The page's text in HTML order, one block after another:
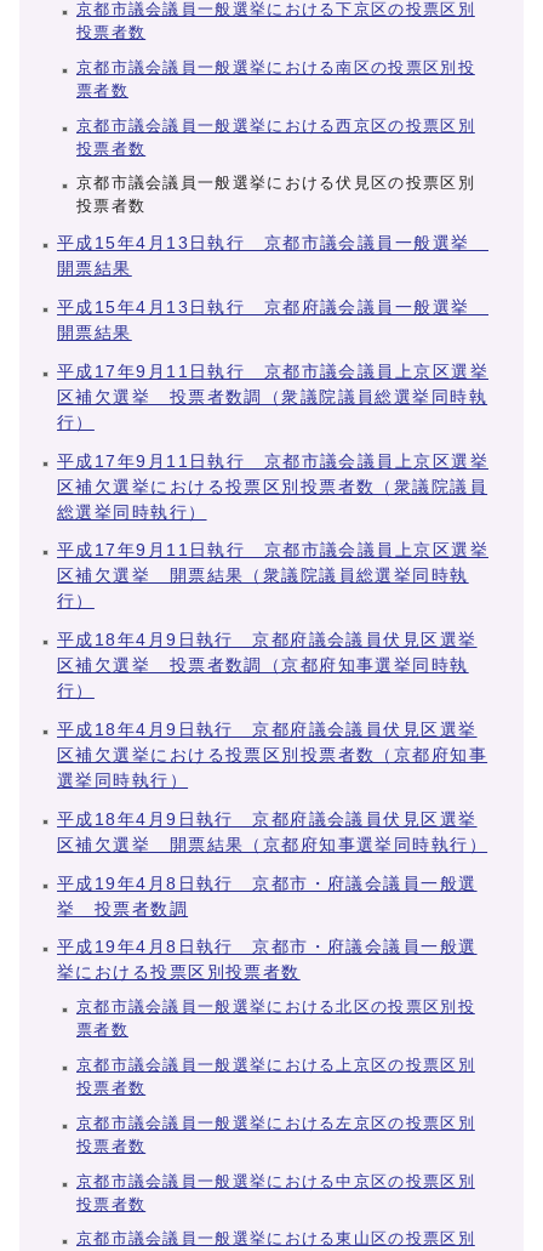
京都市議会議員一般選挙における下京区の投票区別
投票者数
京都市議会議員一般選挙における南区の投票区別投
票者数
京都市議会議員一般選挙における西京区の投票区別
投票者数
京都市議会議員一般選挙における伏見区の投票区別
投票者数
平成15年4月13日執行 京都市議会議員一般選挙
開票結果
平成15年4月13日執行 京都府議会議員一般選挙
開票結果
平成17年9月11日執行 京都市議会議員上京区選挙
区補欠選挙 投票者数調（衆議院議員総選挙同時執
行）
平成17年9月11日執行 京都市議会議員上京区選挙
区補欠選挙における投票区別投票者数（衆議院議員
総選挙同時執行）
平成17年9月11日執行 京都市議会議員上京区選挙
区補欠選挙 開票結果（衆議院議員総選挙同時執
行）
平成18年4月9日執行 京都府議会議員伏見区選挙
区補欠選挙 投票者数調（京都府知事選挙同時執
行）
平成18年4月9日執行 京都府議会議員伏見区選挙
区補欠選挙における投票区別投票者数（京都府知事
選挙同時執行）
平成18年4月9日執行 京都府議会議員伏見区選挙
区補欠選挙 開票結果（京都府知事選挙同時執行）
平成19年4月8日執行 京都市・府議会議員一般選
挙 投票者数調
平成19年4月8日執行 京都市・府議会議員一般選
挙における投票区別投票者数
京都市議会議員一般選挙における北区の投票区別投
票者数
京都市議会議員一般選挙における上京区の投票区別
投票者数
京都市議会議員一般選挙における左京区の投票区別
投票者数
京都市議会議員一般選挙における中京区の投票区別
投票者数
京都市議会議員一般選挙における東山区の投票区別